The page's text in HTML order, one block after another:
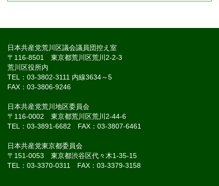
日本共産党荒川区議会議員団控え室
〒116-8501 東京都荒川区荒川2-2-3
荒川区役所内
TEL：03-3802-3111 内線3634～5
FAX：03-3806-9246
日本共産党荒川地区委員会
〒116-0002 東京都荒川区荒川2-44-6
TEL：03-3891-6682 FAX：03-3807-6461
日本共産党東京都委員会
〒151-0053 東京都渋谷区代々木1-35-15
TEL：03-3370-0311 FAX：03-3379-3158